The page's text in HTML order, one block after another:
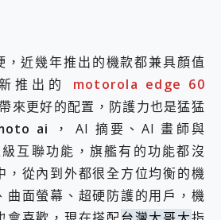
B&O 精品級音響! Home+ 中嘉寬頻 SoundBox 劇院串流盒 開箱 評測
2億 APO蔡司長焦神機降臨~ vivo X200 Pro、vivo X200 就是這麼好拍
EaseUS Vocal Remover 免費線上去聲器一鍵去除人聲 人聲 音樂分離 2024 消除人聲推薦
3 個超值 MHN 飛人工具分享~~ iToolab AnyGo 魔物獵人 Now飛人 ios教學 不出門也可以到處走
Locawhere AnyTo 寶可夢飛人 AnyTo 不出門也可以飛遍全世界
小體積 40000mAh 超大容量 一次充5個設備 充好充滿 CUKTECH 酷態科 300W 微型充電站 開箱 評測
97.3% 恢復率，資料救援就是這麼簡單 EaseUS Data Recovery Wizard Free 18.0.0 業界最好的資料救援軟體
磁碟系統大風吹 有了 磁碟管理程式 EaseUS Partition Master 就是這麼簡單
全新 SONY Xperia 1 VI 開箱! 相機實測! 長焦覆蓋更遠更清晰、2日長續航、頂尖影音娛樂效能~
近幾年推出的機款都兼具顏值
推出的 motorola edge 60
來更好的配置，防護力也是猛猛
ai
， AI 摘要、AI 畫師與
互聯功能，旗艦有的功能都沒
，從內到外都很全方位均衡的機
曲面螢幕、超硬防護的用戶，機